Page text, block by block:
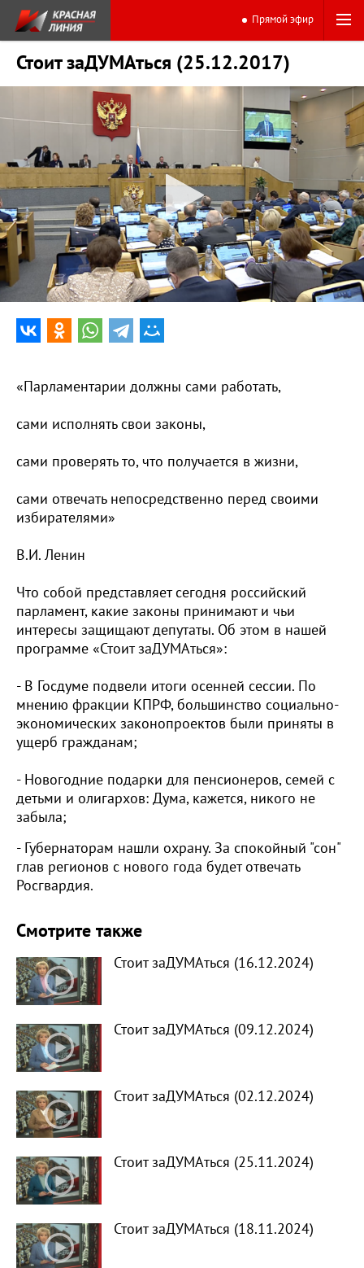
Прямой эфир
Стоит заДУМАться (25.12.2017)
0:00 15:49
«Парламентарии должны сами работать,
сами исполнять свои законы,
сами проверять то, что получается в жизни,
сами отвечать непосредственно перед своими
избирателями»
В.И. Ленин
Что собой представляет сегодня российский
парламент, какие законы принимают и чьи
интересы защищают депутаты. Об этом в нашей
программе «Стоит заДУМАться»:
- В Госдуме подвели итоги осенней сессии. По
мнению фракции КПРФ, большинство социально-
экономических законопроектов были приняты в
ущерб гражданам;
- Новогодние подарки для пенсионеров, семей с
детьми и олигархов: Дума, кажется, никого не
забыла;
- Губернаторам нашли охрану. За спокойный "сон"
глав регионов с нового года будет отвечать
Росгвардия.
Смотрите также
Стоит заДУМАться (16.12.2024)
Стоит заДУМАться (09.12.2024)
Стоит заДУМАться (02.12.2024)
Стоит заДУМАться (25.11.2024)
Стоит заДУМАться (18.11.2024)